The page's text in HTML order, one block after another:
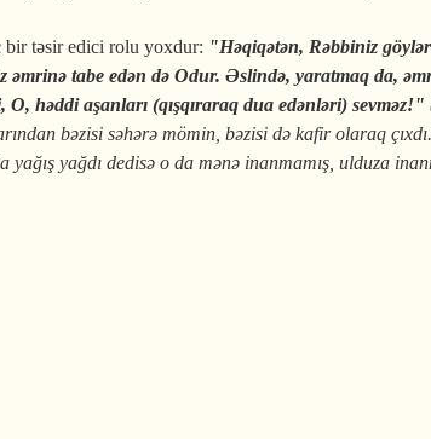
bir təsir edici rolu yoxdur: "Həqiqətən, Rəbbiniz
tabe edən də Odur. Əslində, yaratmaq da,
həddi aşanları (qışqıraraq dua edənləri) sevməz!"
bəzisi səhərə mömin, bəzisi də kafir olaraq
yağdı dedisə o da mənə inanmamış, ulduza